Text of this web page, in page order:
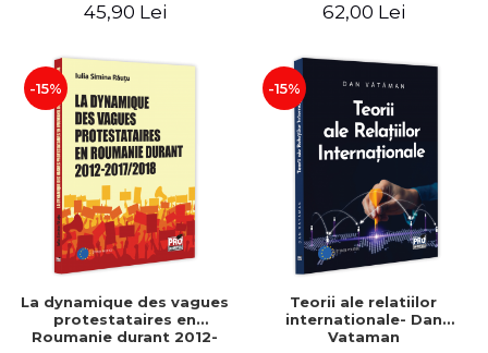
45,90 Lei 62,00 Lei
-15%
La dynamique des vagues
protestataires en
Roumanie durant 2012-
-15%
Teorii ale relatiilor
internationale- Dan
Vataman